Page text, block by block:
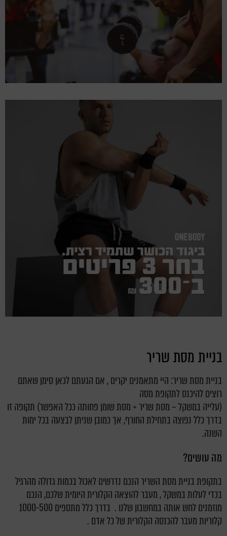
בניית מסת שריר
בניית מסת שריר: היי מתאמנים יקרים , אם הגעתם לכאן סימן שאתם
רוצים להיכנס לתקופת מסה
(עלייה במשקל – מסת שריר + מסת שומן פחותה ככל האפשר) תקופה זו
בדרך כלל נפוצה בתחילת החורף, אך כמובן שניתן לבצעה בכל ימות
השנה.
מה עושים?
בתקופת בניית מסת השריר הנכם נדרשים לאכול בכמות גדולה מהרגיל
בכדי לעלות במשקל , מעבר להוצאה הקלורית היומית שלכם, הנכם
מוזמנים לחש אותה במחשבון שלנו . בדרך כלל מתספים 1000-500
קלוריות מעבר להכנסה הקלורית של כל אדם .